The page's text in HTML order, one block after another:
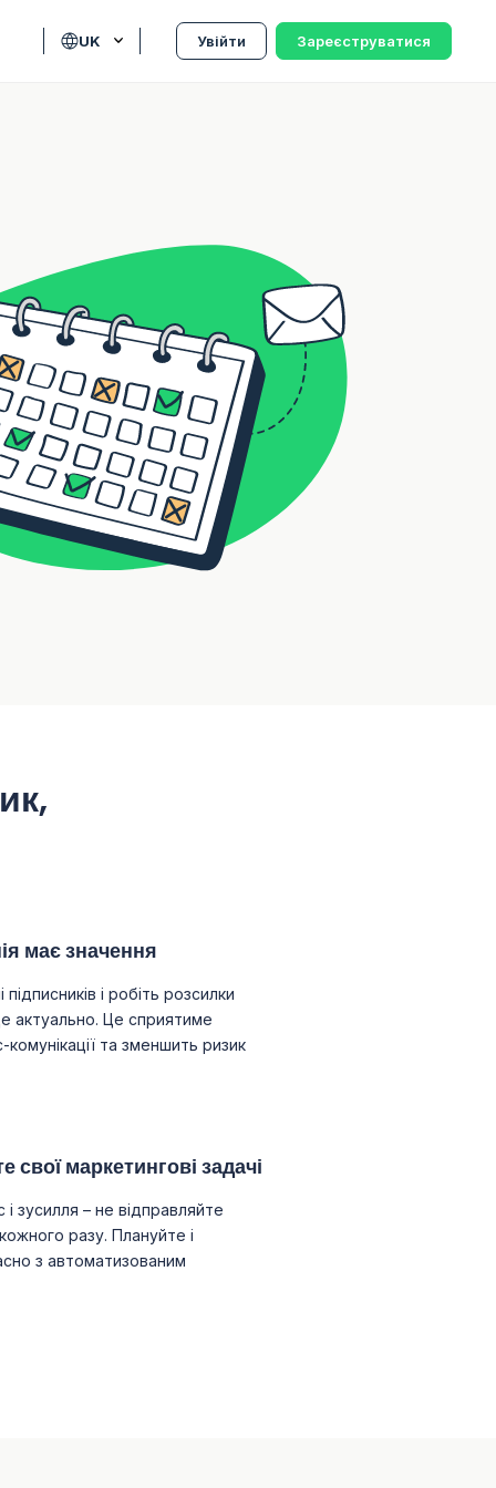
UK Увійти Зареєструватися
має значення
і робіть розсилки
актуально. Це сприятиме
комунікації та зменшить ризик
свої маркетингові задачі
зусилля – не відправляйте
разу. Плануйте і
з автоматизованим